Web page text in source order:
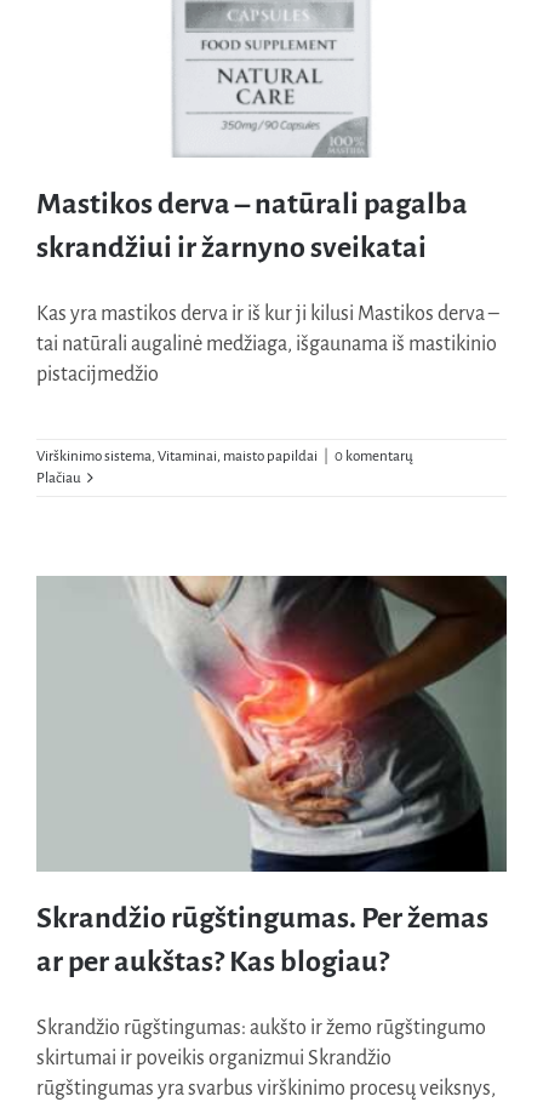
Mastikos derva – natūrali pagalba skrandžiui ir žarnyno
sveikatai
Mastikos derva – natūrali pagalba
skrandžiui ir žarnyno sveikatai
Kas yra mastikos derva ir iš kur ji kilusi Mastikos derva –
tai natūrali augalinė medžiaga, išgaunama iš mastikinio
pistacijmedžio
Virškinimo sistema Vitaminai, maisto papildai
0 komentarų
Plačiau
Skrandžio rūgštingumas. Per žemas ar per aukštas? Kas
blogiau?
Skrandžio rūgštingumas. Per žemas
ar per aukštas? Kas blogiau?
Skrandžio rūgštingumas: aukšto ir žemo rūgštingumo
skirtumai ir poveikis organizmui Skrandžio
rūgštingumas yra svarbus virškinimo procesų veiksnys,